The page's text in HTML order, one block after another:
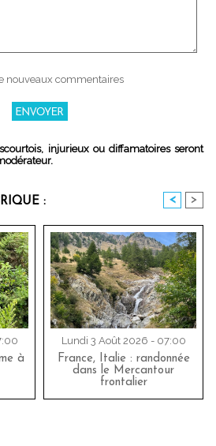
nouveaux commentaires
injurieux ou diffamatoires seront
: < >
à
Lundi 3 Août 2026 - 07:00
France, Italie : randonnée
dans le Mercantour
frontalier